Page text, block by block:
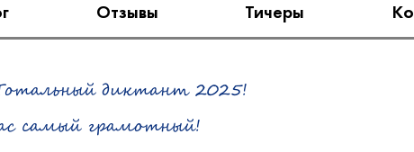
Отзывы Тичеры
диктант 2025!
самый грамотный!